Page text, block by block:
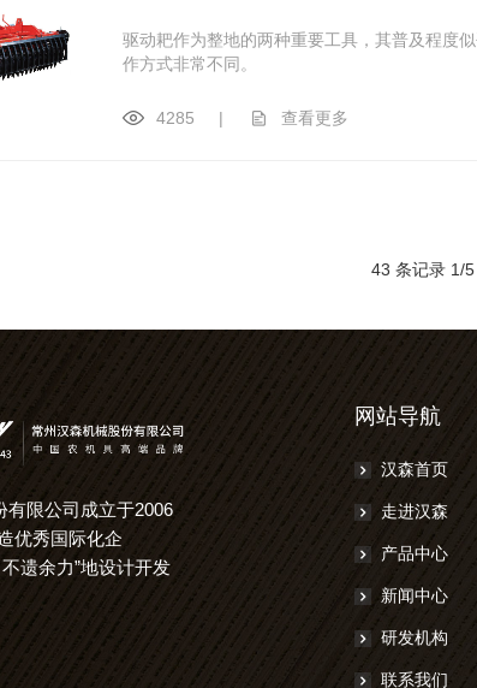
驱动耙作为整地的两种重要工具，其普及程度
作方式非常不同。
4285 | 查看更多
43 条记录 1/
有限公司成立于2006
优秀国际化企
遗余力”地设计开发
网站导航
汉森首页
走进汉森
产品中心
新闻中心
研发机构
联系我们